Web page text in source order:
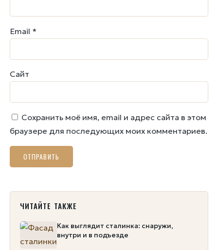
Email *
Сайт
Сохранить моё имя, email и адрес сайта в этом
браузере для последующих моих комментариев.
ЧИТАЙТЕ ТАКЖЕ
Как выглядит сталинка: снаружи,
внутри и в подъезде